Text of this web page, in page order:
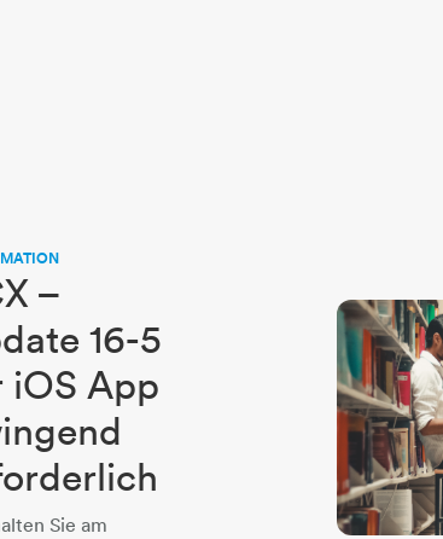
–
16-5
iOS App
Sie am